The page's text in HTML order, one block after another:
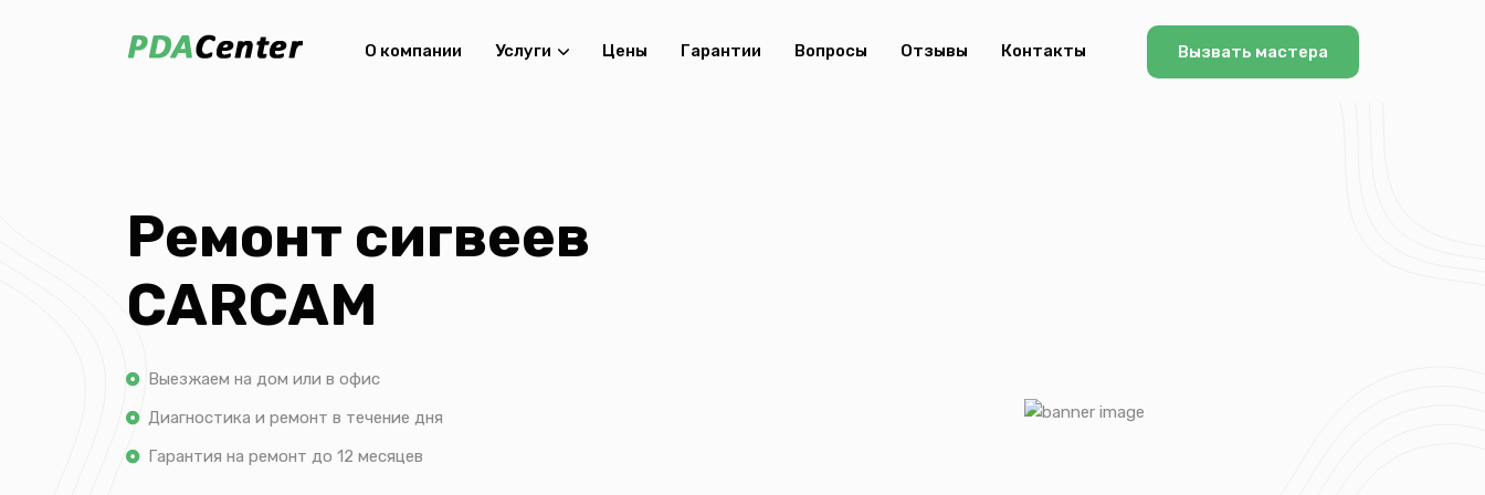
О компании Услуги Цены Гарантии Вопросы Отзывы Контакты Вызвать мастера
Ремонт сигвеев
CARCAM
Выезжаем на дом или в офис
Диагностика и ремонт в течение дня
Гарантия на ремонт до 12 месяцев